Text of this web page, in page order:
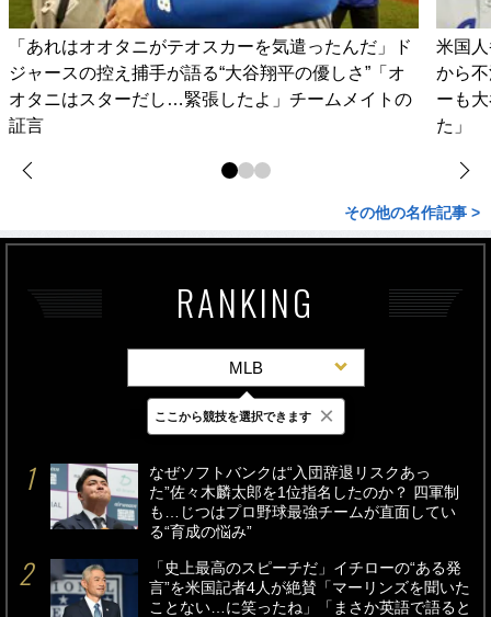
「あれはオオタニがテオスカーを気遣ったんだ」ド
ジャースの控え捕手が語る“大谷翔平の優しさ”「オ
オタニはスターだし…緊張したよ」チームメイトの
証言
米国
から
ーも
た」
その他の名作記事 >
RANKING
MLB
最新 24時間 週間
なぜソフトバンクは“入団辞退リスクあっ
た”佐々木麟太郎を1位指名したのか？ 四軍制
も…じつはプロ野球最強チームが直面してい
る“育成の悩み”
「史上最高のスピーチだ」イチローの“ある発
言”を米国記者4人が絶賛「マーリンズを聞いた
ことない…に笑ったね」「まさか英語で語ると
ここから競技を選択できます ×